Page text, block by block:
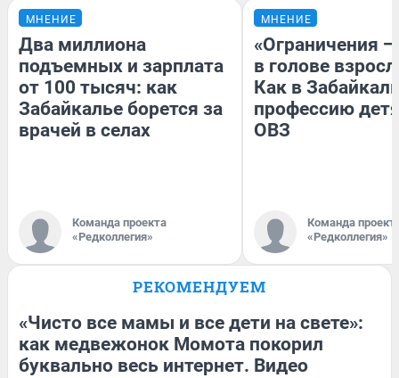
МНЕНИЕ
Два миллиона
подъемных и зарплата
от 100 тысяч: как
Забайкалье борется за
врачей в селах
Команда проекта
«Редколлегия»
МНЕНИЕ
«Ограничения
в голове
Как в
профессию
ОВЗ
Команда
«Редколлегия»
РЕКОМЕНДУЕМ
«Чисто все мамы и все дети на свете»:
как медвежонок Момота покорил
буквально весь интернет. Видео